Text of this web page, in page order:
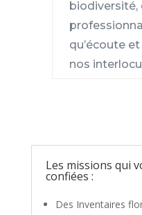
qu’écoute
nos
Les missions qui
confiées :
Des Inventaires